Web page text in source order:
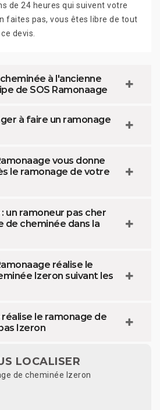
de 24 heures qui suivent votre
faites pas, vous êtes libre de tout
devis.
à l'ancienne
de SOS Ramonaage
à faire un ramonage
vous donne
le ramonage de votre
un ramoneur pas cher
de cheminée dans la
réalise le
Izeron suivant les
réalise le ramonage de
Izeron
LOCALISER
de cheminée Izeron